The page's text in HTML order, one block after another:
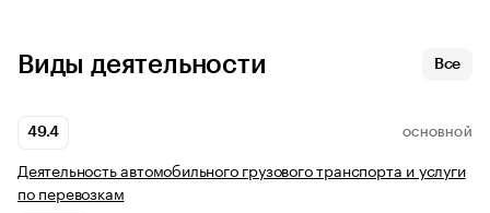
Виды деятельности Все
49.4 ОСНОВНОЙ
Деятельность автомобильного грузового транспорта и услуги
по перевозкам